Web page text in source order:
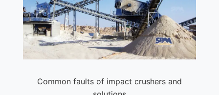
Common faults of impact crushers and